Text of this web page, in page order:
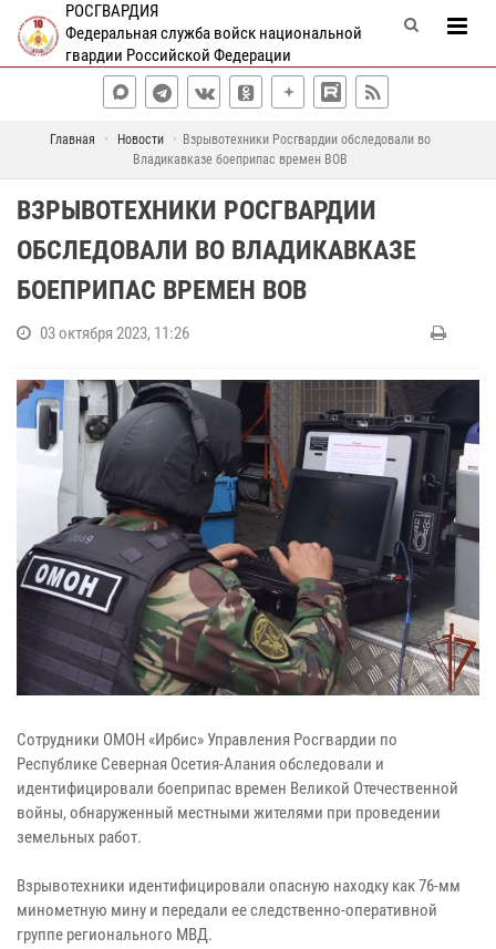
РОСГВАРДИЯ
Федеральная служба войск национальной
гвардии Российской Федерации
Главная Новости
Взрывотехники Росгвардии обследовали во
Владикавказе боеприпас времен ВОВ
ВЗРЫВОТЕХНИКИ РОСГВАРДИИ
ОБСЛЕДОВАЛИ ВО ВЛАДИКАВКАЗЕ
БОЕПРИПАС ВРЕМЕН ВОВ
03 октября 2023, 11:26
Сотрудники ОМОН «Ирбис» Управления Росгвардии по
Республике Северная Осетия-Алания обследовали и
идентифицировали боеприпас времен Великой Отечественной
войны, обнаруженный местными жителями при проведении
земельных работ.
Взрывотехники идентифицировали опасную находку как 76-мм
минометную мину и передали ее следственно-оперативной
группе регионального МВД.